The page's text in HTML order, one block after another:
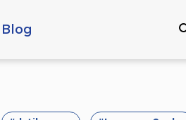
Blog